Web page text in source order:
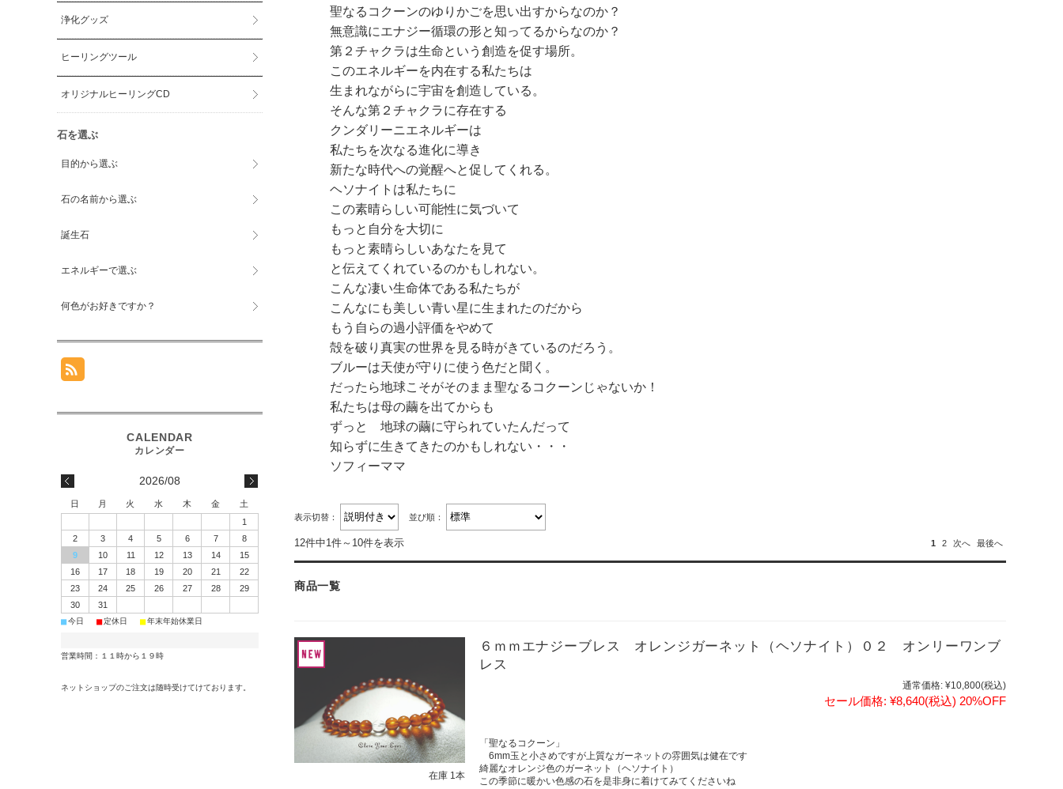
聖なるコクーンのゆりかごを思い出すからなのか？
無意識にエナジー循環の形と知ってるからなのか？
第２チャクラは生命という創造を促す場所。
このエネルギーを内在する私たちは
生まれながらに宇宙を創造している。
そんな第２チャクラに存在する
クンダリーニエネルギーは
私たちを次なる進化に導き
新たな時代への覚醒へと促してくれる。
ヘソナイトは私たちに
この素晴らしい可能性に気づいて
もっと自分を大切に
もっと素晴らしいあなたを見て
と伝えてくれているのかもしれない。
こんな凄い生命体である私たちが
こんなにも美しい青い星に生まれたのだから
もう自らの過小評価をやめて
殻を破り真実の世界を見る時がきているのだろう。
ブルーは天使が守りに使う色だと聞く。
だったら地球こそがそのまま聖なるコクーンじゃないか！
私たちは母の繭を出てからも
ずっと 地球の繭に守られていたんだって
知らずに生きてきたのかもしれない・・・
ソフィーママ
表示切替： 並び順：
12件中1件～10件を表示 1 2 次へ 最後へ
商品一覧
在庫 1本
６ｍｍエナジーブレス オレンジガーネット（ヘソナイト）０２ オンリーワンブ
レス
通常価格: ¥10,800(税込)
セール価格: ¥8,640(税込) 20%OFF
「聖なるコクーン」
6mm玉と小さめですが上質なガーネットの雰囲気は健在です
綺麗なオレンジ色のガーネット（ヘソナイト）
この季節に暖かい色感の石を是非身に着けてみてくださいね
浄化グッズ
ヒーリングツール
オリジナルヒーリングCD
石を選ぶ
目的から選ぶ
石の名前から選ぶ
誕生石
エネルギーで選ぶ
何色がお好きですか？
2026/08
日 月 火 水 木 金
土
1
2
3 4 5 6 7
8
9
10 11 12 13 14
15
16
17 18 19 20 21
22
23
24 25 26 27 28
29
30
31
■今日 ■定休日 ■年末年始休業日
営業時間：１１時から１９時
ネットショップのご注文は随時受けてけております。